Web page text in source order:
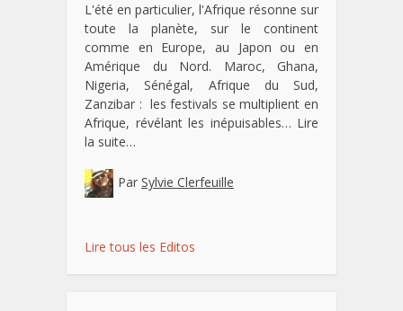
L'été en particulier, l'Afrique résonne sur
toute la planète, sur le continent
comme en Europe, au Japon ou en
Amérique du Nord. Maroc, Ghana,
Nigeria, Sénégal, Afrique du Sud,
Zanzibar : les festivals se multiplient en
Afrique, révélant les inépuisables… Lire
la suite…
Par Sylvie Clerfeuille
Lire tous les Editos